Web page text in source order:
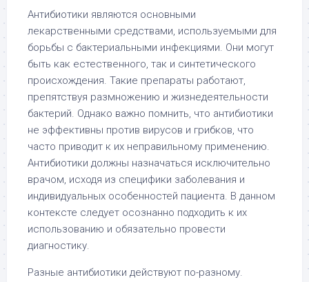
Антибиотики являются основными
лекарственными средствами, используемыми для
борьбы с бактериальными инфекциями. Они могут
быть как естественного, так и синтетического
происхождения. Такие препараты работают,
препятствуя размножению и жизнедеятельности
бактерий. Однако важно помнить, что антибиотики
не эффективны против вирусов и грибков, что
часто приводит к их неправильному применению.
Антибиотики должны назначаться исключительно
врачом, исходя из специфики заболевания и
индивидуальных особенностей пациента. В данном
контексте следует осознанно подходить к их
использованию и обязательно провести
диагностику.
Разные антибиотики действуют по-разному.